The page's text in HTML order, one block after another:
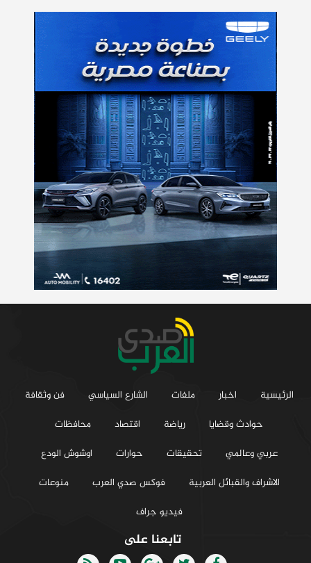
الرئيسية اخبار ملفات الشارع السياسي
فن وثقافة
حوادث وقضايا
رياضة اقتصاد
محافظات
عربي وعالمي
تحقيقات حوارات
اوشوش الودع
الاشراف والقبائل العربية
فوكس صدي العرب
منوعات
فيديو جراف
تابعنا على